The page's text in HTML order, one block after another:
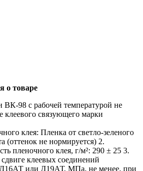
о товаре
98 с рабочей температурой не
клеевого связующего марки
клея: Пленка от светло-зеленого
(оттенок не нормируется) 2.
пленочного клея, г/м²: 290 ± 25 3.
клеевых соединений
или Д19АТ, МПа, не менее, при